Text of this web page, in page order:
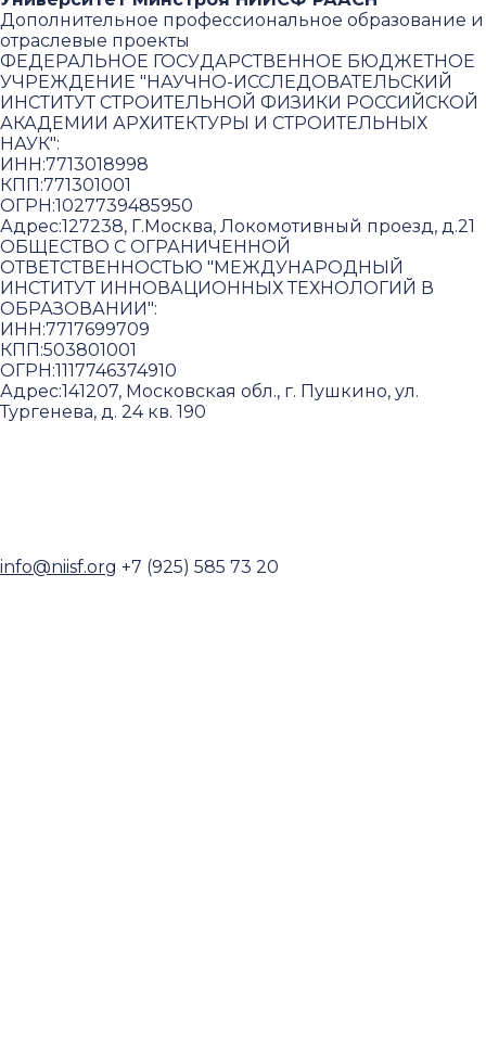
Дополнительное профессиональное образование и
отраслевые проекты
ФЕДЕРАЛЬНОЕ ГОСУДАРСТВЕННОЕ БЮДЖЕТНОЕ
УЧРЕЖДЕНИЕ "НАУЧНО-ИССЛЕДОВАТЕЛЬСКИЙ
ИНСТИТУТ СТРОИТЕЛЬНОЙ ФИЗИКИ РОССИЙСКОЙ
АКАДЕМИИ АРХИТЕКТУРЫ И СТРОИТЕЛЬНЫХ
НАУК":
ИНН:7713018998
КПП:771301001
ОГРН:1027739485950
Адрес:127238, Г.Москва, Локомотивный проезд, д.21
ОБЩЕСТВО С ОГРАНИЧЕННОЙ
ОТВЕТСТВЕННОСТЬЮ "МЕЖДУНАРОДНЫЙ
ИНСТИТУТ ИННОВАЦИОННЫХ ТЕХНОЛОГИЙ В
ОБРАЗОВАНИИ":
ИНН:7717699709
КПП:503801001
ОГРН:1117746374910
Адрес:141207, Московская обл., г. Пушкино, ул.
Тургенева, д. 24 кв. 190
info@niisf.org +7 (925) 585 73 20